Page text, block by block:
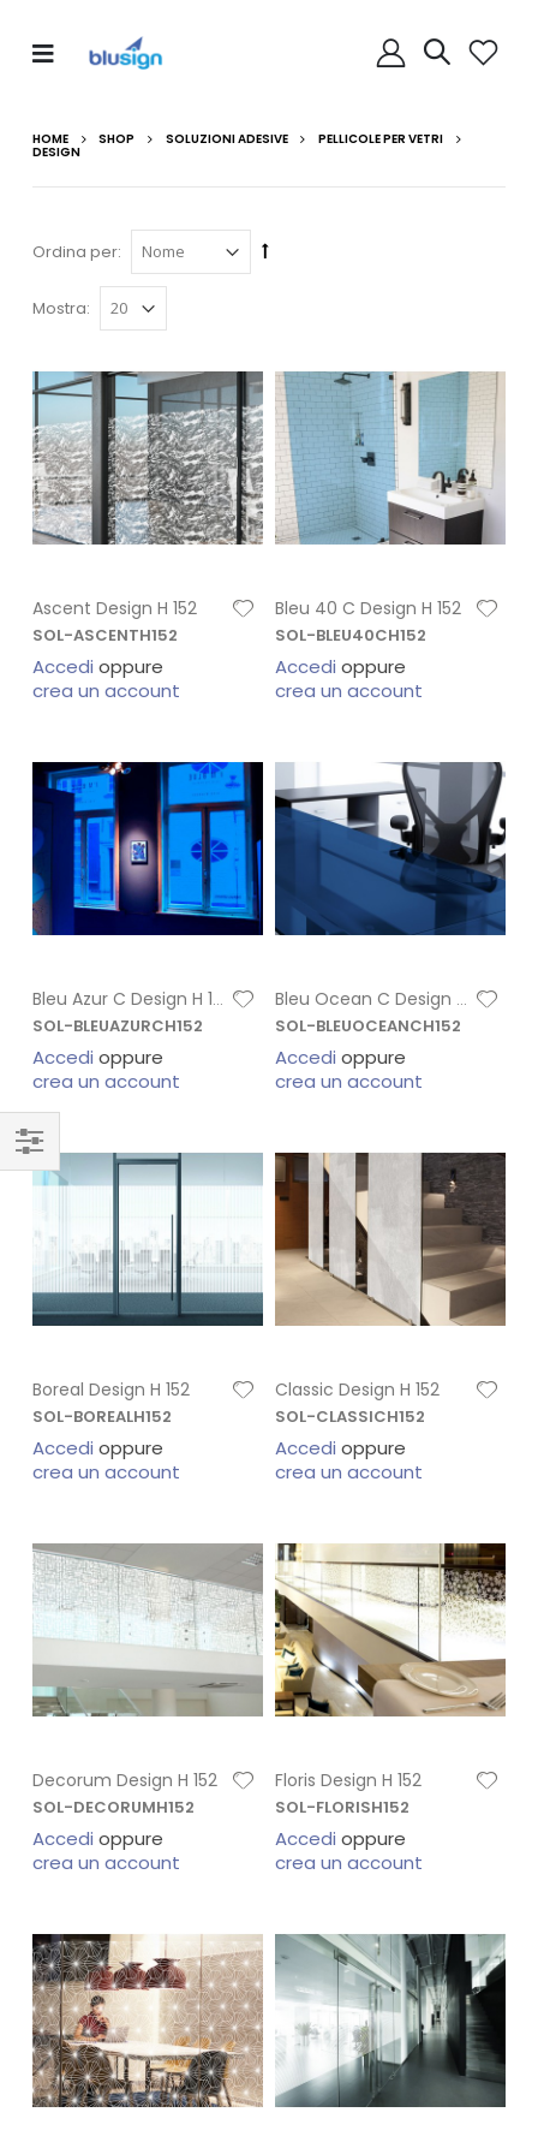
HOME SHOP SOLUZIONI ADESIVE PELLICOLE PER VETRI
DESIGN
Ordina per:
Mostra:
Ascent Design H 152
SOL-ASCENTH152
Accedi oppure
crea un account
Bleu 40 C Design H 152
SOL-BLEU40CH152
Accedi oppure
crea un account
Bleu Azur C Design H 152
SOL-BLEUAZURCH152
Accedi oppure
crea un account
Bleu Ocean C Design H 152
SOL-BLEUOCEANCH152
Accedi oppure
crea un account
Boreal Design H 152
SOL-BOREALH152
Accedi oppure
crea un account
Classic Design H 152
SOL-CLASSICH152
Accedi oppure
crea un account
Decorum Design H 152
SOL-DECORUMH152
Accedi oppure
crea un account
Floris Design H 152
SOL-FLORISH152
Accedi oppure
crea un account